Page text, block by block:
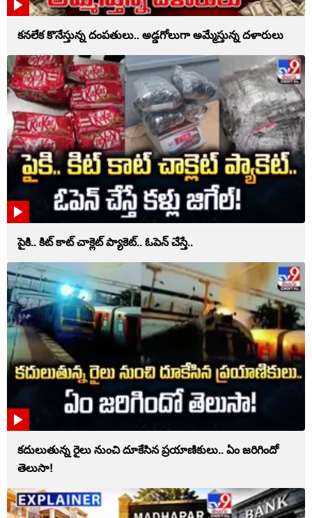
కనలేక కొనేస్తున్న దంపతులు.. అడ్డగోలుగా అమ్మేస్తున్న దళారులు
పైకి.. కిట్‌ కాట్‌ చాక్లెట్ ప్యాకెట్‌.. ఓపెన్‌ చేస్తే..
కదులుతున్న రైలు నుంచి దూకేసిన ప్రయాణికులు.. ఏం జరిగిందో
తెలుసా!